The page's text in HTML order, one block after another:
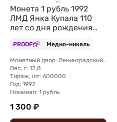
Монета 1 рубль 1992
ЛМД Янка Купала 110
лет со дня рождения
PROOF Медно-никель
Монетный двор: Ленинградский (ЛМД)
Вес, г: 12,8
Тираж, шт: 600000
Год: 1992
Номинал: 1 рубль
1 300 ₽